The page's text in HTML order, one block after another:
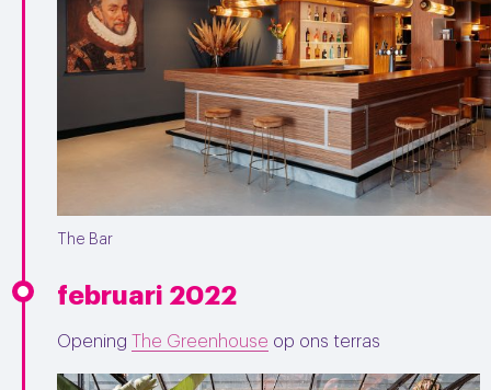
The Bar
februari 2022
Opening The Greenhouse op ons terras